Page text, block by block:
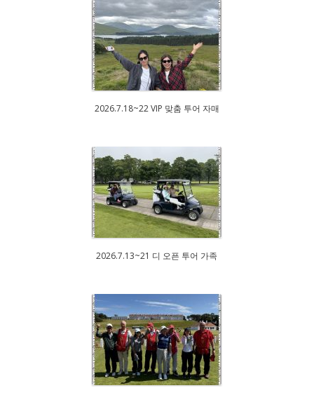
2026.7.18~22 VIP 맞춤 투어 자매
2026.7.13~21 디 오픈 투어 가족